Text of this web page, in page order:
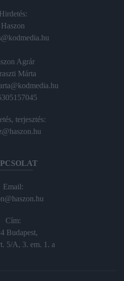
Hirdetés:
Haszon
Agrár
Márta
terjesztés:
Email:
Cím:
Budapest,
5/A, 3. em. 1. a